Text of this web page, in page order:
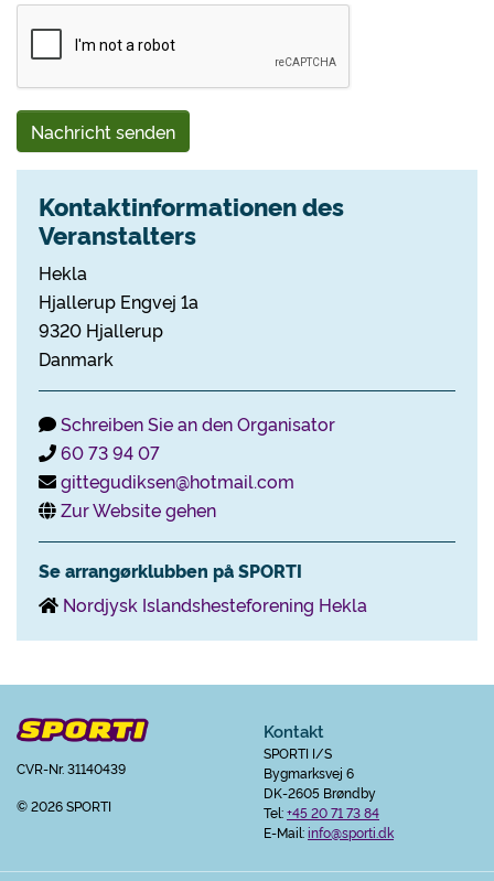
Nachricht senden
Kontaktinformationen des
Veranstalters
Hekla
Hjallerup Engvej 1a
9320 Hjallerup
Danmark
Schreiben Sie an den Organisator
60 73 94 07
gittegudiksen@hotmail.com
Zur Website gehen
Se arrangørklubben på SPORTI
Nordjysk Islandshesteforening Hekla
CVR-Nr. 31140439
© 2026 SPORTI
Kontakt
SPORTI I/S
Bygmarksvej 6
DK-2605 Brøndby
Tel:+45 20 71 73 84
E-Mail:info@sporti.dk